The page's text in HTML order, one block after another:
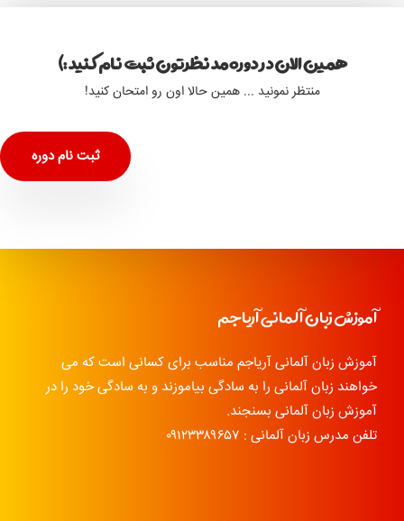
همین الان در دوره مد نظرتون ثبت نام کنید :)
منتظر نمونید ... همین حالا اون رو امتحان کنید!
ثبت نام دوره
آموزش زبان آلمانی آریاجم
آموزش زبان آلمانی آریاجم مناسب برای کسانی است که می
خواهند زبان آلمانی را به سادگی بیاموزند و به سادگی خود را در
آموزش زبان آلمانی بسنجند.
تلفن مدرس زبان آلمانی : ۰۹۱۲۳۳۸۹۶۵۷